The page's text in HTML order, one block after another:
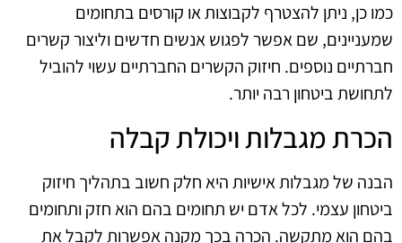
כמו כן, ניתן להצטרף לקבוצות או קורסים בתחומים
שמעניינים, שם אפשר לפגוש אנשים חדשים וליצור קשרים
חברתיים נוספים. חיזוק הקשרים החברתיים עשוי להוביל
לתחושת ביטחון רבה יותר.
הכרת מגבלות ויכולת קבלה
הבנה של מגבלות אישיות היא חלק חשוב בתהליך חיזוק
ביטחון עצמי. לכל אדם יש תחומים בהם הוא חזק ותחומים
בהם הוא מתקשה. הכרה בכך מקנה אפשרות לקבל את